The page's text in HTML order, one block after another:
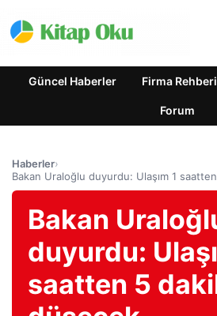
Güncel Haberler Firma Rehberi
Forum
Haberler›
Bakan Uraloğlu duyurdu: Ulaşım 1
Bakan
duyurdu:
saatten 5